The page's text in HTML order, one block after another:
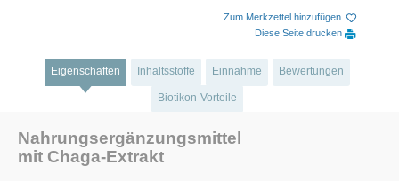
Zum Merkzettel hinzufügen
Diese Seite drucken
Eigenschaften Inhaltsstoffe Einnahme Bewertungen
Biotikon-Vorteile
Nahrungsergänzungsmittel
mit Chaga-Extrakt